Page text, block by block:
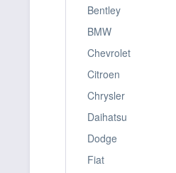
Bentley
BMW
Chevrolet
Citroen
Chrysler
Daihatsu
Dodge
Fiat